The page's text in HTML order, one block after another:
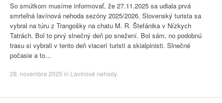
So smútkom musíme informovať, že 27.11.2025 sa udiala prvá
smrteľná lavínová nehoda sezóny 2025/2026. Slovenský turista sa
vybral na túru z Trangošky na chatu M. R. Štefánika v Nízkych
Tatrách. Bol to prvý slnečný deň po snežení. Bol sám, no podobnú
trasu si vybrali v tento deň viacerí turisti a skialpinisti. Slnečné
počasie a to…
28. novembra 2025 in Lavínové nehody.